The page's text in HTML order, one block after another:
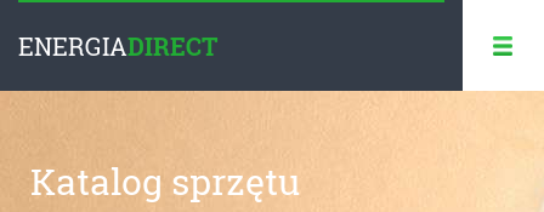
ENERGIADIRECT
Katalog sprzętu